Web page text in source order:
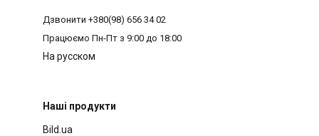
Дзвонити +380(98) 656 34 02
Працюємо Пн-Пт з 9:00 до 18:00
На русском
Наші продукти
Bild.ua